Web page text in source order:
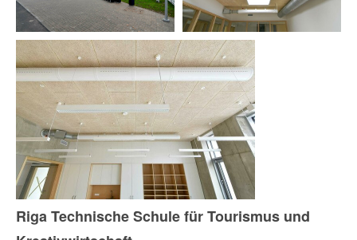
Riga Technische Schule für Tourismus und